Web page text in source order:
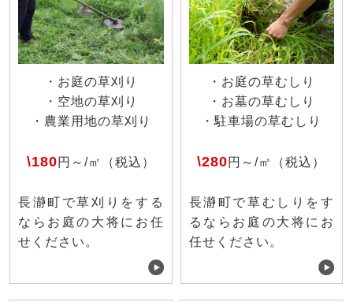
・お庭の草刈り
・空地の草刈り
・農業用地の草刈り
\180円～/㎡（税込）
長瀞町で草刈りをする
ならお庭の大将にお任
せください。
・お庭の草むしり
・お墓の草むしり
・駐車場の草むしり
\280円～/㎡（税込）
長瀞町で草むしりをす
るならお庭の大将にお
任せください。